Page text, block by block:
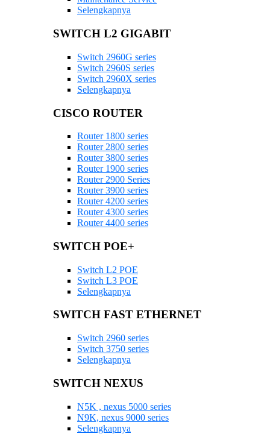
Selengkapnya
SWITCH L2 GIGABIT
Switch 2960G series
Switch 2960S series
Switch 2960X series
Selengkapnya
CISCO ROUTER
Router 1800 series
Router 2800 series
Router 3800 series
Router 1900 series
Router 2900 Series
Router 3900 series
Router 4200 series
Router 4300 series
Router 4400 series
SWITCH POE+
Switch L2 POE
Switch L3 POE
Selengkapnya
SWITCH FAST ETHERNET
Switch 2960 series
Switch 3750 series
Selengkapnya
SWITCH NEXUS
N5K , nexus 5000 series
N9K, nexus 9000 series
Selengkapnya